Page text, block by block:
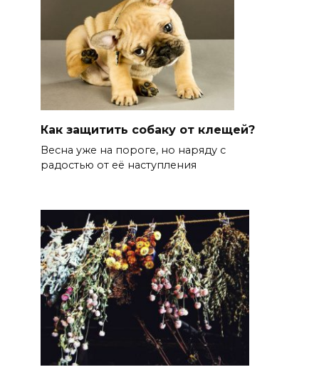
Как защитить собаку от клещей?
Весна уже на пороге, но наряду с
радостью от её наступления